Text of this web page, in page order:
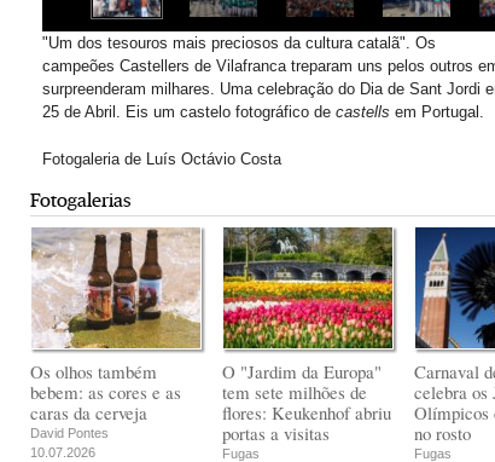
"Um dos tesouros mais preciosos da cultura catalã". ​ Os
campeões Castellers de Vilafranca treparam uns pelos outros
surpreenderam milhares. Uma celebração do Dia de Sant Jordi
25 de Abril. Eis um castelo fotográfico de castells em Portugal.
Fotogaleria de Luís Octávio Costa
Fotogalerias
Os olhos também
bebem: as cores e as
caras da cerveja
David Pontes
10.07.2026
O "Jardim da Europa"
tem sete milhões de
flores: Keukenhof abriu
portas a visitas
Fugas
Carnaval
celebra os
Olímpicos
no rosto
Fugas